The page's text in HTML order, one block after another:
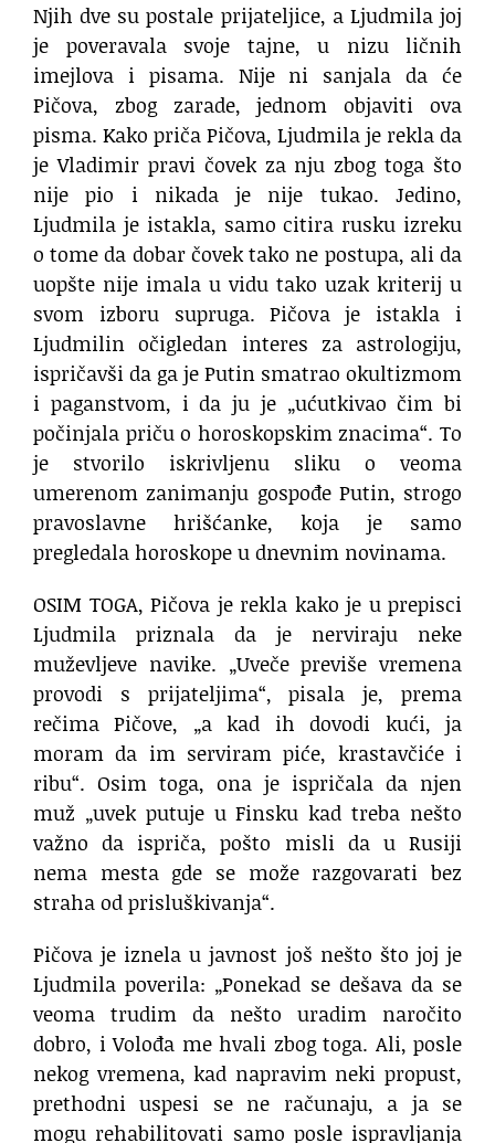
Njih dve su postale prijateljice, a Ljudmila joj
je poveravala svoje tajne, u nizu ličnih
imejlova i pisama. Nije ni sanjala da će
Pičova, zbog zarade, jednom objaviti ova
pisma. Kako priča Pičova, Ljudmila je rekla da
je Vladimir pravi čovek za nju zbog toga što
nije pio i nikada je nije tukao. Jedino,
Ljudmila je istakla, samo citira rusku izreku
o tome da dobar čovek tako ne postupa, ali da
uopšte nije imala u vidu tako uzak kriterij u
svom izboru supruga. Pičova je istakla i
Ljudmilin očigledan interes za astrologiju,
ispričavši da ga je Putin smatrao okultizmom
i paganstvom, i da ju je „ućutkivao čim bi
počinjala priču o horoskopskim znacima“. To
je stvorilo iskrivljenu sliku o veoma
umerenom zanimanju gospođe Putin, strogo
pravoslavne hrišćanke, koja je samo
pregledala horoskope u dnevnim novinama.
OSIM TOGA, Pičova je rekla kako je u prepisci
Ljudmila priznala da je nerviraju neke
muževljeve navike. „Uveče previše vremena
provodi s prijateljima“, pisala je, prema
rečima Pičove, „a kad ih dovodi kući, ja
moram da im serviram piće, krastavčiće i
ribu“. Osim toga, ona je ispričala da njen
muž „uvek putuje u Finsku kad treba nešto
važno da ispriča, pošto misli da u Rusiji
nema mesta gde se može razgovarati bez
straha od prisluškivanja“.
Pičova je iznela u javnost još nešto što joj je
Ljudmila poverila: „Ponekad se dešava da se
veoma trudim da nešto uradim naročito
dobro, i Volođa me hvali zbog toga. Ali, posle
nekog vremena, kad napravim neki propust,
prethodni uspesi se ne računaju, a ja se
mogu rehabilitovati samo posle ispravljanja